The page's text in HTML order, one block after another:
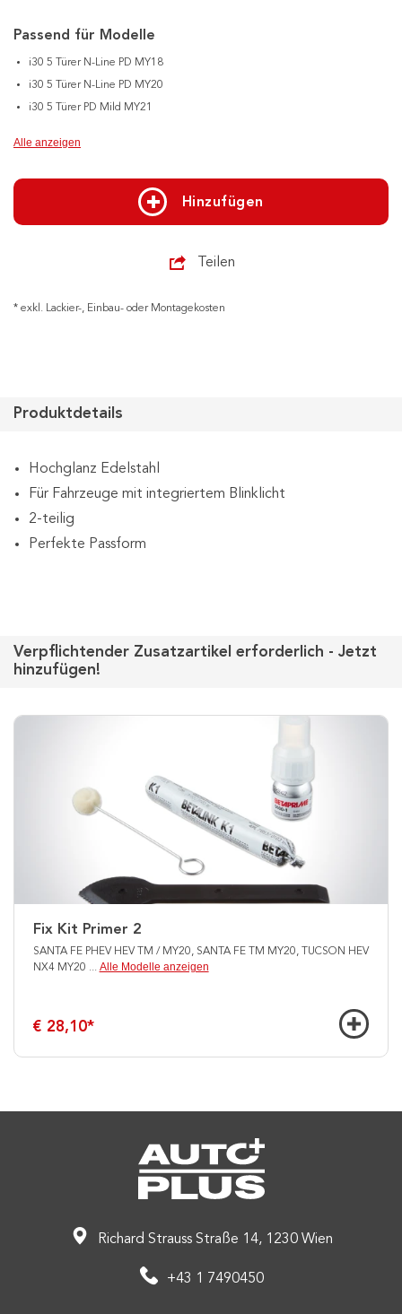
Passend für Modelle
i30 5 Türer N-Line PD MY18
i30 5 Türer N-Line PD MY20
i30 5 Türer PD Mild MY21
Alle anzeigen
Hinzufügen
Teilen
* exkl. Lackier-, Einbau- oder Montagekosten
Produktdetails
Hochglanz Edelstahl
Für Fahrzeuge mit integriertem Blinklicht
2-teilig
Perfekte Passform
Verpflichtender Zusatzartikel erforderlich - Jetzt
hinzufügen!
Fix Kit Primer 2
SANTA FE PHEV HEV TM / MY20, SANTA FE TM MY20, TUCSON HEV
NX4 MY20 ... Alle Modelle anzeigen
€ 28,10*
Richard Strauss Straße 14, 1230 Wien
+43 1 7490450